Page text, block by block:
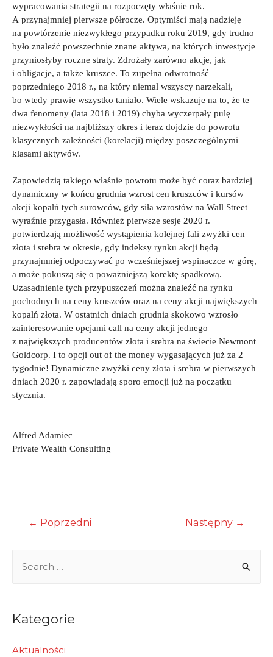
wypracowania strategii na rozpoczęty właśnie rok.
A przynajmniej pierwsze półrocze. Optymiści mają nadzieję
na powtórzenie niezwykłego przypadku roku 2019, gdy trudno
było znaleźć powszechnie znane aktywa, na których inwestycje
przyniosłyby roczne straty. Zdrożały zarówno akcje, jak
i obligacje, a także kruszce. To zupełna odwrotność
poprzedniego 2018 r., na który niemal wszyscy narzekali,
bo wtedy prawie wszystko taniało. Wiele wskazuje na to, że te
dwa fenomeny (lata 2018 i 2019) chyba wyczerpały pulę
niezwykłości na najbliższy okres i teraz dojdzie do powrotu
klasycznych zależności (korelacji) między poszczególnymi
klasami aktywów.
Zapowiedzią takiego właśnie powrotu może być coraz bardziej
dynamiczny w końcu grudnia wzrost cen kruszców i kursów
akcji kopalń tych surowców, gdy siła wzrostów na Wall Street
wyraźnie przygasła. Również pierwsze sesje 2020 r.
potwierdzają możliwość wystąpienia kolejnej fali zwyżki cen
złota i srebra w okresie, gdy indeksy rynku akcji będą
przynajmniej odpoczywać po wcześniejszej wspinaczce w górę,
a może pokuszą się o poważniejszą korektę spadkową.
Uzasadnienie tych przypuszczeń można znaleźć na rynku
pochodnych na ceny kruszców oraz na ceny akcji największych
kopalń złota. W ostatnich dniach grudnia skokowo wzrosło
zainteresowanie opcjami call na ceny akcji jednego
z największych producentów złota i srebra na świecie Newmont
Goldcorp. I to opcji out of the money wygasających już za 2
tygodnie! Dynamiczne zwyżki ceny złota i srebra w pierwszych
dniach 2020 r. zapowiadają sporo emocji już na początku
stycznia.
Alfred Adamiec
Private Wealth Consulting
Nawigacja
← Poprzedni Następny →
r
h
Kategorie
Aktualności